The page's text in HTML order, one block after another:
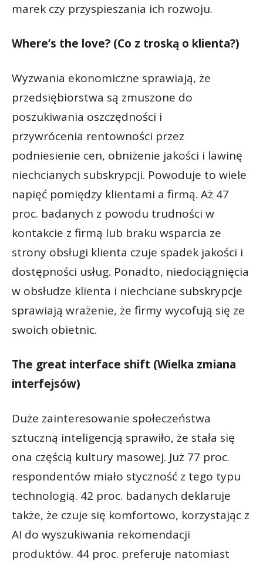
marek czy przyspieszania ich rozwoju.
Where’s the love? (Co z troską o klienta?)
Wyzwania ekonomiczne sprawiają, że
przedsiębiorstwa są zmuszone do
poszukiwania oszczędności i
przywrócenia rentowności przez
podniesienie cen, obniżenie jakości i lawinę
niechcianych subskrypcji. Powoduje to wiele
napięć pomiędzy klientami a firmą. Aż 47
proc. badanych z powodu trudności w
kontakcie z firmą lub braku wsparcia ze
strony obsługi klienta czuje spadek jakości i
dostępności usług. Ponadto, niedociągnięcia
w obsłudze klienta i niechciane subskrypcje
sprawiają wrażenie, że firmy wycofują się ze
swoich obietnic.
The great interface shift (Wielka zmiana
interfejsów)
Duże zainteresowanie społeczeństwa
sztuczną inteligencją sprawiło, że stała się
ona częścią kultury masowej. Już 77 proc.
respondentów miało styczność z tego typu
technologią. 42 proc. badanych deklaruje
także, że czuje się komfortowo, korzystając z
AI do wyszukiwania rekomendacji
produktów. 44 proc. preferuje natomiast